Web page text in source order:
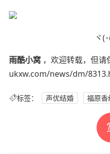
ヾ(
雨酷小窝 ，欢迎转载，但请
ukxw.com/news/dm/
标签： 声优结婚 福原香